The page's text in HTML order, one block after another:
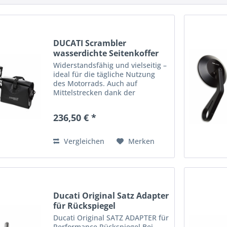
DUCATI Scrambler
wasserdichte Seitenkoffer
Widerstandsfähig und vielseitig –
ideal für die tägliche Nutzung
des Motorrads. Auch auf
Mittelstrecken dank der
Applikationsmöglichkeiten ICON
RACER...
236,50 € *
Vergleichen Merken
Ducati Original Satz Adapter
für Rückspiegel
Ducati Original SATZ ADAPTER für